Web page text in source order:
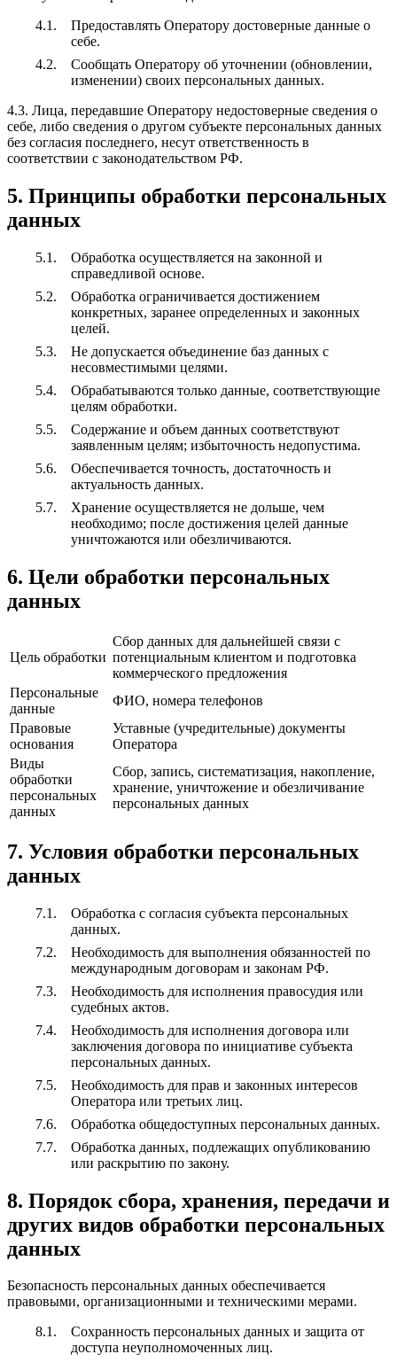
Предоставлять Оператору достоверные данные о
себе.
Сообщать Оператору об уточнении (обновлении,
изменении) своих персональных данных.
4.3. Лица, передавшие Оператору недостоверные сведения о
себе, либо сведения о другом субъекте персональных данных
без согласия последнего, несут ответственность в
соответствии с законодательством РФ.
5. Принципы обработки персональных
данных
Обработка осуществляется на законной и
справедливой основе.
Обработка ограничивается достижением
конкретных, заранее определенных и законных
целей.
Не допускается объединение баз данных с
несовместимыми целями.
Обрабатываются только данные, соответствующие
целям обработки.
Содержание и объем данных соответствуют
заявленным целям; избыточность недопустима.
Обеспечивается точность, достаточность и
актуальность данных.
Хранение осуществляется не дольше, чем
необходимо; после достижения целей данные
уничтожаются или обезличиваются.
6. Цели обработки персональных
данных
Цель обработки
Сбор данных для дальнейшей связи с
потенциальным клиентом и подготовка
коммерческого предложения
Персональные
данные
ФИО, номера телефонов
Правовые
основания
Уставные (учредительные) документы
Оператора
Виды
обработки
персональных
данных
Сбор, запись, систематизация, накопление,
хранение, уничтожение и обезличивание
персональных данных
7. Условия обработки персональных
данных
Обработка с согласия субъекта персональных
данных.
Необходимость для выполнения обязанностей по
международным договорам и законам РФ.
Необходимость для исполнения правосудия или
судебных актов.
Необходимость для исполнения договора или
заключения договора по инициативе субъекта
персональных данных.
Необходимость для прав и законных интересов
Оператора или третьих лиц.
Обработка общедоступных персональных данных.
Обработка данных, подлежащих опубликованию
или раскрытию по закону.
8. Порядок сбора, хранения, передачи и
других видов обработки персональных
данных
Безопасность персональных данных обеспечивается
правовыми, организационными и техническими мерами.
Сохранность персональных данных и защита от
доступа неуполномоченных лиц.